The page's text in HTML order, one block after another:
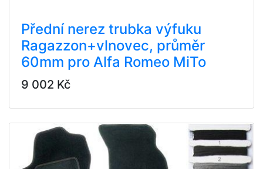
Přední nerez trubka výfuku
Ragazzon+vlnovec, průměr
60mm pro Alfa Romeo MiTo
9 002 Kč